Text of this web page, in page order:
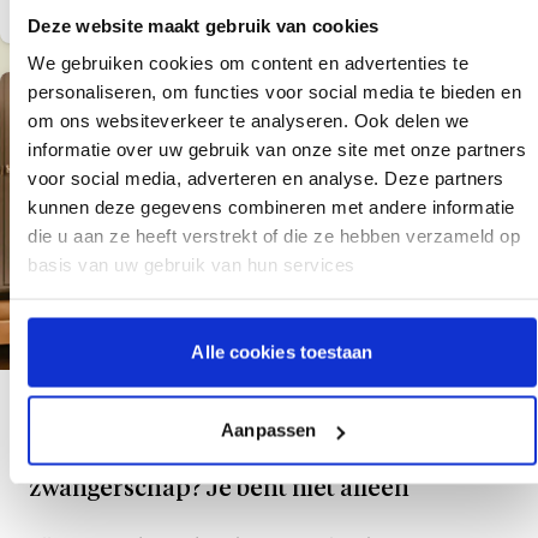
Deze website maakt gebruik van cookies
We gebruiken cookies om content en advertenties te
personaliseren, om functies voor social media te bieden en
om ons websiteverkeer te analyseren. Ook delen we
informatie over uw gebruik van onze site met onze partners
voor social media, adverteren en analyse. Deze partners
kunnen deze gegevens combineren met andere informatie
die u aan ze heeft verstrekt of die ze hebben verzameld op
basis van uw gebruik van hun services
Alle cookies toestaan
Aanpassen
Voel je je eenzaam tijdens de
zwangerschap? Je bent niet alleen